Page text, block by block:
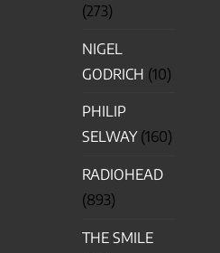
(273)
NIGEL
GODRICH (10)
PHILIP
SELWAY(160)
RADIOHEAD
(893)
THE SMILE